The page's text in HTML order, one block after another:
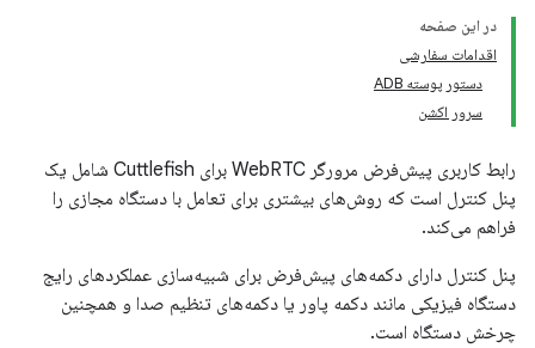
در این صفحه
اقدامات سفارشی
دستور پوسته ADB
سرور اکشن
رابط کاربری پیش‌فرض مرورگر WebRTC برای Cuttlefish شامل یک
پنل کنترل است که روش‌های بیشتری برای تعامل با دستگاه مجازی را
فراهم می‌کند.
پنل کنترل دارای دکمه‌های پیش‌فرض برای شبیه‌سازی عملکردهای رایج
دستگاه فیزیکی مانند دکمه پاور یا دکمه‌های تنظیم صدا و همچنین
چرخش دستگاه است.